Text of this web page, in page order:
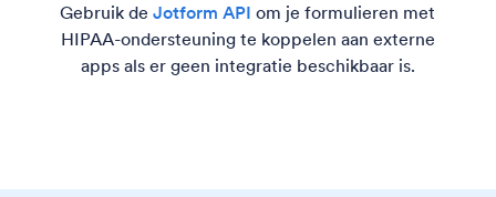
Gebruik deJotform API om je formulieren met
HIPAA-ondersteuning te koppelen aan externe
apps als er geen integratie beschikbaar is.